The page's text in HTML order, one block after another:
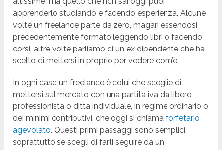
apprenderlo studiando e facendo esperienza. Alcune
volte un freelance parte da zero, magari essendosi
precedentemente formato leggendo libri o facendo
corsi, altre volte parliamo di un ex dipendente che ha
scelto di mettersi in proprio per vedere com’è.
In ogni caso un freelance è colui che sceglie di
mettersi sul mercato con una partita iva da libero
professionista o ditta individuale, in regime ordinario o
dei minimi contributivi, che oggi si chiamaforfetario
agevolato. Questi primi passaggi sono semplici,
soprattutto se scegli di farti seguire da un